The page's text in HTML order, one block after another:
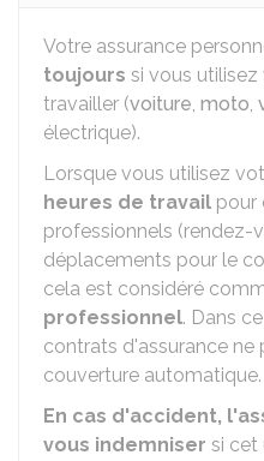
Votre assurance
toujours si vous
travailler (voiture, moto,
électrique).
Lorsque vous utilisez
heures de travail pour
professionnels (rendez-
déplacements pour le
cela est considéré
professionnel. Dans
contrats d'assurance ne
couverture automatique.
En cas d'accident,
vous indemniser si cet